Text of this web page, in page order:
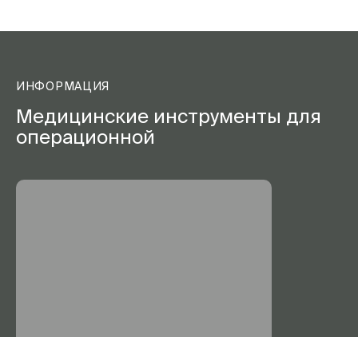
ИНФОРМАЦИЯ
Медицинские инструменты для
операционной